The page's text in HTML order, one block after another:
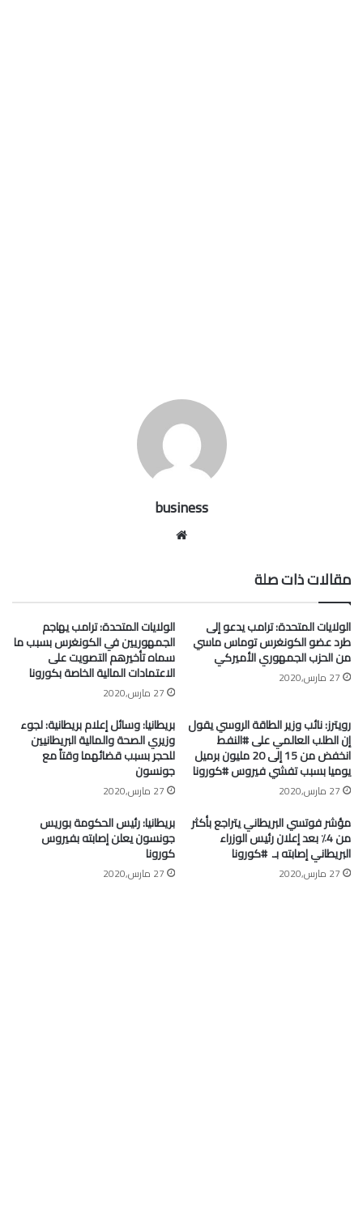
business
مقالات ذات صلة
الولايات المتحدة: ترامب يدعو إلى
طرد عضو الكونغرس توماس ماسي
من الحزب الجمهوري الأميركي
27 مارس,2020
الولايات المتحدة: ترامب يهاجم
الجمهوريين في الكونغرس بسبب ما
سماه تأخيرهم التصويت على
الاعتمادات المالية الخاصة بكورونا
27 مارس,2020
رويترز: نائب وزير الطاقة الروسي يقول
إن الطلب العالمي على #النفط
انخفض من 15 إلى 20 مليون برميل
يوميا بسبب تفشي فيروس #كورونا
27 مارس,2020
بريطانيا: وسائل إعلام بريطانية: لجوء
وزيري الصحة والمالية البريطانيين
للحجر بسبب قضائهما وقتاً مع
جونسون
27 مارس,2020
مؤشر فوتسي البريطاني يتراجع بأكثر
من 4٪ بعد إعلان رئيس الوزراء
البريطاني إصابته بـ ⁧ #كورونا⁩
27 مارس,2020
بريطانيا: رئيس الحكومة بوريس
جونسون يعلن إصابته بفيروس
كورونا
27 مارس,2020